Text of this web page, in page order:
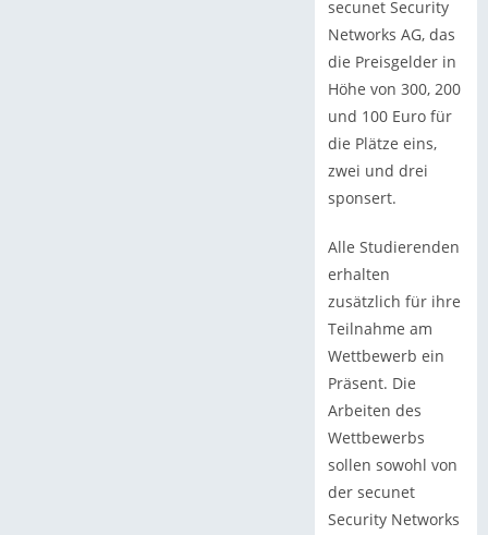
secunet Security
Networks AG, das
die Preisgelder in
Höhe von 300, 200
und 100 Euro für
die Plätze eins,
zwei und drei
sponsert.
Alle Studierenden
erhalten
zusätzlich für ihre
Teilnahme am
Wettbewerb ein
Präsent. Die
Arbeiten des
Wettbewerbs
sollen sowohl von
der secunet
Security Networks